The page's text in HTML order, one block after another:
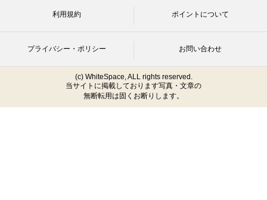
利用規約 ポイントについて
プライバシー・ポリシー お問い合わせ
(c) WhiteSpace, ALL rights reserved.
当サイトに掲載しております写真・文章の
無断転用は固くお断りします。